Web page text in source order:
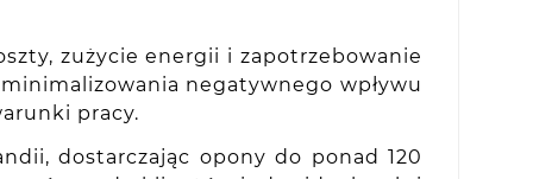
zużycie energii i zapotrzebowanie
negatywnego wpływu
pracy.
dostarczając opony do ponad 120